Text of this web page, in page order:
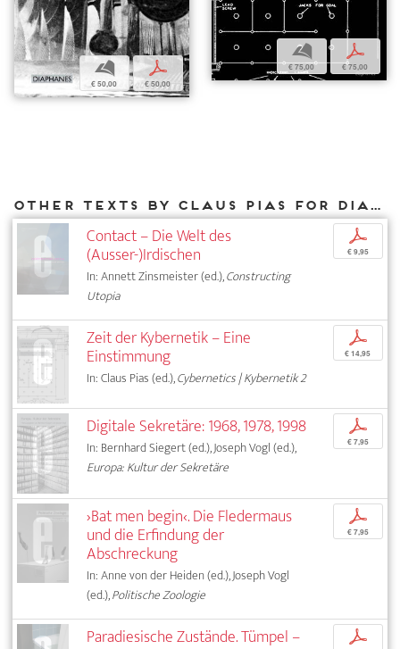
b
€ 50,00
p
€ 50,00
b
€ 75,00
p
€ 75,00
Other texts by Claus Pias for DIAPHANES
Contact – Die Welt des
(Ausser-)Irdischen
In: Annett Zinsmeister (ed.),Constructing
Utopia
p
€ 9,95
Zeit der Kybernetik – Eine
Einstimmung
In: Claus Pias (ed.),Cybernetics | Kybernetik 2
p
€ 14,95
Digitale Sekretäre: 1968, 1978, 1998
In: Bernhard Siegert (ed.), Joseph Vogl (ed.),
Europa: Kultur der Sekretäre
p
€ 7,95
›Bat men begin‹. Die Fledermaus
und die Erfindung der
Abschreckung
In: Anne von der Heiden (ed.), Joseph Vogl
(ed.),Politische Zoologie
p
€ 7,95
Paradiesische Zustände. Tümpel – p